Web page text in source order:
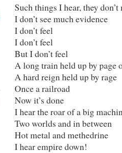
Such things I hear, they don’t
I don’t see much evidence
I don’t feel
I don’t feel
But I don’t feel
A long train held up by page
A hard reign held up by rage
Once a railroad
Now it’s done
I hear the roar of a big
Two worlds and in between
Hot metal and methedrine
I hear empire down!